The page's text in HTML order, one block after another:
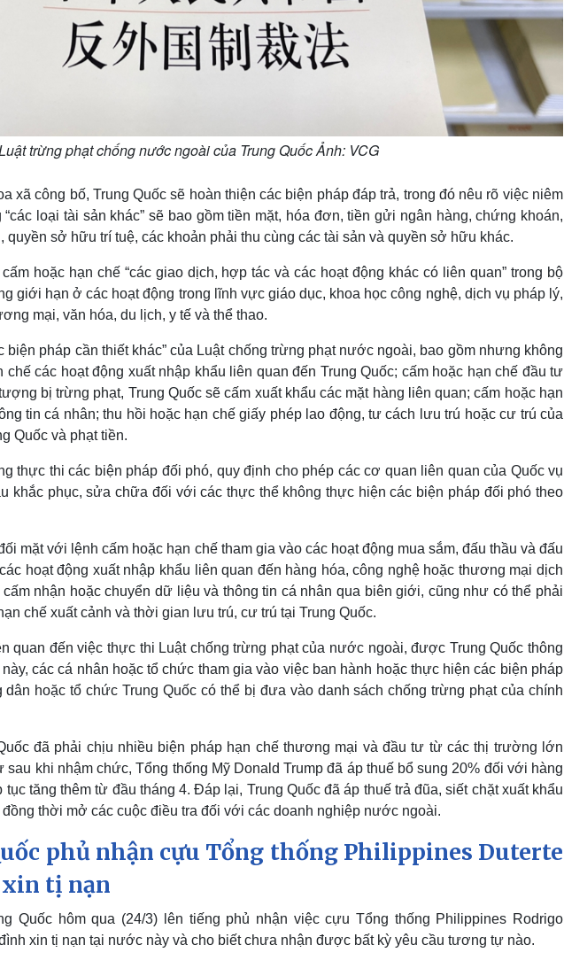
trừng phạt chống nước ngoài của Trung Quốc Ảnh: VCG
xã công bố, Trung Quốc sẽ hoàn thiện các biện pháp đáp trả, trong đó nêu rõ việc niêm
loại tài sản khác” sẽ bao gồm tiền mặt, hóa đơn, tiền gửi ngân hàng, chứng khoán,
quyền sở hữu trí tuệ, các khoản phải thu cùng các tài sản và quyền sở hữu khác.
hoặc hạn chế “các giao dịch, hợp tác và các hoạt động khác có liên quan” trong bộ
giới hạn ở các hoạt động trong lĩnh vực giáo dục, khoa học công nghệ, dịch vụ pháp lý,
mại, văn hóa, du lịch, y tế và thể thao.
biện pháp cần thiết khác” của Luật chống trừng phạt nước ngoài, bao gồm nhưng không
các hoạt động xuất nhập khẩu liên quan đến Trung Quốc; cấm hoặc hạn chế đầu tư
bị trừng phạt, Trung Quốc sẽ cấm xuất khẩu các mặt hàng liên quan; cấm hoặc hạn
tin cá nhân; thu hồi hoặc hạn chế giấy phép lao động, tư cách lưu trú hoặc cư trú của
Quốc và phạt tiền.
thực thi các biện pháp đối phó, quy định cho phép các cơ quan liên quan của Quốc vụ
khắc phục, sửa chữa đối với các thực thể không thực hiện các biện pháp đối phó theo
mặt với lệnh cấm hoặc hạn chế tham gia vào các hoạt động mua sắm, đấu thầu và đấu
hoạt động xuất nhập khẩu liên quan đến hàng hóa, công nghệ hoặc thương mại dịch
nhận hoặc chuyển dữ liệu và thông tin cá nhân qua biên giới, cũng như có thể phải
chế xuất cảnh và thời gian lưu trú, cư trú tại Trung Quốc.
quan đến việc thực thi Luật chống trừng phạt của nước ngoài, được Trung Quốc thông
các cá nhân hoặc tổ chức tham gia vào việc ban hành hoặc thực hiện các biện pháp
hoặc tổ chức Trung Quốc có thể bị đưa vào danh sách chống trừng phạt của chính
đã phải chịu nhiều biện pháp hạn chế thương mại và đầu tư từ các thị trường lớn
khi nhậm chức, Tổng thống Mỹ Donald Trump đã áp thuế bổ sung 20% đối với hàng
tục tăng thêm từ đầu tháng 4. Đáp lại, Trung Quốc đã áp thuế trả đũa, siết chặt xuất khẩu
đồng thời mở các cuộc điều tra đối với các doanh nghiệp nước ngoài.
phủ nhận cựu Tổng thống Philippines Duterte
xin tị nạn
Quốc hôm qua (24/3) lên tiếng phủ nhận việc cựu Tổng thống Philippines Rodrigo
xin tị nạn tại nước này và cho biết chưa nhận được bất kỳ yêu cầu tương tự nào.